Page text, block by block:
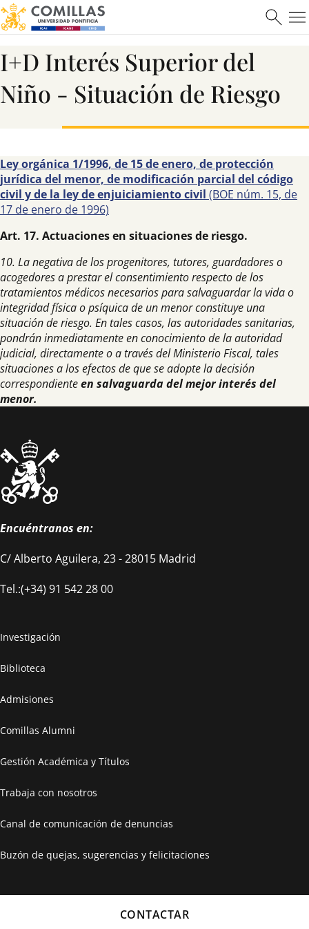
ICAI
Ver más
Máster en Ciberseguridad
Saber más
I+D Interés Superior del
Niño - Situación de Riesgo
Ley orgánica 1/1996, de 15 de enero, de protección
jurídica del menor, de modificación parcial del código
civil y de la ley de enjuiciamiento civil (BOE núm. 15, de
17 de enero de 1996)
Art. 17. Actuaciones en situaciones de riesgo.
10. La negativa de los progenitores, tutores, guardadores o
acogedores a prestar el consentimiento respecto de los
tratamientos médicos necesarios para salvaguardar la vida o
integridad física o psíquica de un menor constituye una
situación de riesgo. En tales casos, las autoridades sanitarias,
pondrán inmediatamente en conocimiento de la autoridad
judicial, directamente o a través del Ministerio Fiscal, tales
situaciones a los efectos de que se adopte la decisión
correspondienteen salvaguarda del mejor interés del
menor.
Encuéntranos en:
C/ Alberto Aguilera, 23 - 28015 Madrid
Tel.:(+34) 91 542 28 00
Investigación
Biblioteca
Admisiones
Comillas Alumni
Gestión Académica y Títulos
Trabaja con nosotros
Canal de comunicación de denuncias
Buzón de quejas, sugerencias y felicitaciones
CONTACTAR